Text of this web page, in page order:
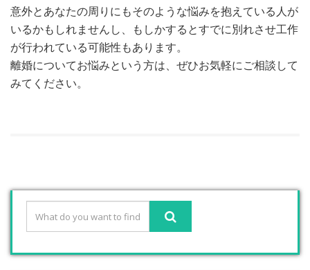
意外とあなたの周りにもそのような悩みを抱えている人が
いるかもしれませんし、もしかするとすでに別れさせ工作
が行われている可能性もあります。
離婚についてお悩みという方は、ぜひお気軽にご相談して
みてください。